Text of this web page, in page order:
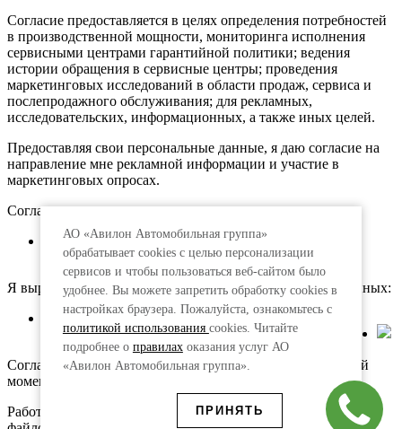
АО «Авилон Автомобильная группа»
обрабатывает cookies с целью персонализации
сервисов и чтобы пользоваться веб-сайтом было
удобнее. Вы можете запретить обработку сookies в
настройках браузера. Пожалуйста, ознакомьтесь с
политикой использования cookies. Читайте
подробнее о правилахоказания услуг АО
«Авилон Автомобильная группа».
ПРИНЯТЬ
Согласие предоставляется в целях определения потребностей
в производственной мощности, мониторинга исполнения
сервисными центрами гарантийной политики; ведения
истории обращения в сервисные центры; проведения
маркетинговых исследований в области продаж, сервиса и
послепродажного обслуживания; для рекламных,
исследовательских, информационных, а также иных целей.
Предоставляя свои персональные данные, я даю согласие на
направление мне рекламной информации и участие в
маркетинговых опросах.
Согласие предоставляется:
АО «Авилон АГ», адрес: 109316, г. Москва,
Волгоградский пр., д.43, корп.3
Я выражаю согласие на передачу моих персональных данных:
АО «АкитА», адрес: 109316, г. Москва, просп.
Волгоградский, д. 43, корп. 3
Согласие действует 75 лет и может быть отозвано в любой
момент на основании письменного заявления.
Работая с сайтом, вы принимаете условия использования